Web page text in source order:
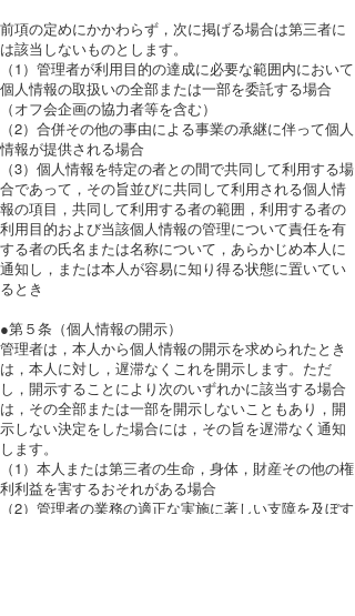
前項の定めにかかわらず，次に掲げる場合は第三者に
は該当しないものとします。
（1）管理者が利用目的の達成に必要な範囲内において
個人情報の取扱いの全部または一部を委託する場合
（オフ会企画の協力者等を含む）
（2）合併その他の事由による事業の承継に伴って個人
情報が提供される場合
（3）個人情報を特定の者との間で共同して利用する場
合であって，その旨並びに共同して利用される個人情
報の項目，共同して利用する者の範囲，利用する者の
利用目的および当該個人情報の管理について責任を有
する者の氏名または名称について，あらかじめ本人に
通知し，または本人が容易に知り得る状態に置いてい
るとき
●第５条（個人情報の開示）
管理者は，本人から個人情報の開示を求められたとき
は，本人に対し，遅滞なくこれを開示します。ただ
し，開示することにより次のいずれかに該当する場合
は，その全部または一部を開示しないこともあり，開
示しない決定をした場合には，その旨を遅滞なく通知
します。
（1）本人または第三者の生命，身体，財産その他の権
利利益を害するおそれがある場合
（2）管理者の業務の適正な実施に著しい支障を及ぼす